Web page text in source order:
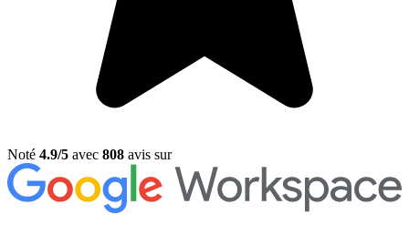
Noté 4.9/5 avec 808 avis sur